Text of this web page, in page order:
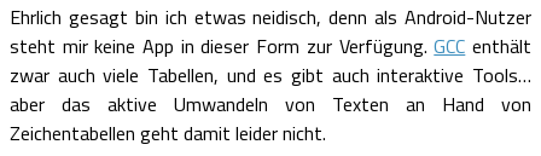
Ehrlich gesagt bin ich etwas neidisch, denn als Android-Nutzer
steht mir keine App in dieser Form zur Verfügung.GCC enthält
zwar auch viele Tabellen, und es gibt auch interaktive Tools…
aber das aktive Umwandeln von Texten an Hand von
Zeichentabellen geht damit leider nicht.